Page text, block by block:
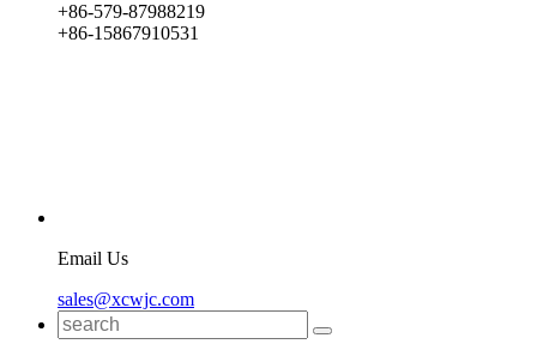
+86-579-87988219
+86-15867910531
Email Us
sales@xcwjc.com